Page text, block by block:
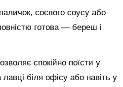
соєвого соусу або
готова — береш і
спокійно поїсти у
біля офісу або навіть у